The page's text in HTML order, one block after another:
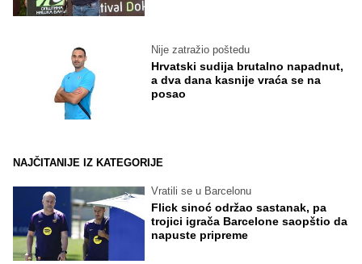
Nije zatražio poštedu
Hrvatski sudija brutalno napadnut,
a dva dana kasnije vraća se na
posao
NAJČITANIJE IZ KATEGORIJE
Vratili se u Barcelonu
Flick sinoć održao sastanak, pa
trojici igrača Barcelone saopštio da
napuste pripreme